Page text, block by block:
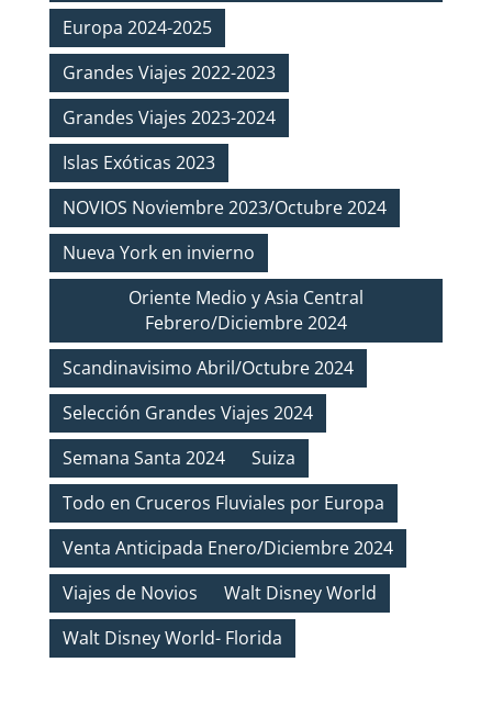
Europa 2024-2025
Grandes Viajes 2022-2023
Grandes Viajes 2023-2024
Islas Exóticas 2023
NOVIOS Noviembre 2023/Octubre 2024
Nueva York en invierno
Oriente Medio y Asia Central
Febrero/Diciembre 2024
Scandinavisimo Abril/Octubre 2024
Selección Grandes Viajes 2024
Semana Santa 2024
Suiza
Todo en Cruceros Fluviales por Europa
Venta Anticipada Enero/Diciembre 2024
Viajes de Novios
Walt Disney World
Walt Disney World- Florida